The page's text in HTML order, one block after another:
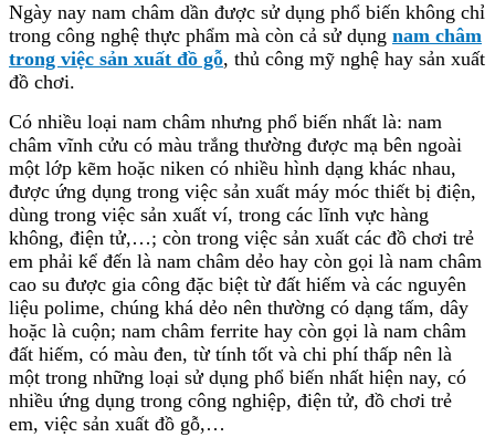
Ngày nay nam châm dần được sử dụng phổ biến không chỉ
trong công nghệ thực phẩm mà còn cả sử dụng nam châm
trong việc sản xuất đồ gỗ, thủ công mỹ nghệ hay sản xuất
đồ chơi.
Có nhiều loại nam châm nhưng phổ biến nhất là: nam
châm vĩnh cửu có màu trắng thường được mạ bên ngoài
một lớp kẽm hoặc niken có nhiều hình dạng khác nhau,
được ứng dụng trong việc sản xuất máy móc thiết bị điện,
dùng trong việc sản xuất ví, trong các lĩnh vực hàng
không, điện tử,…; còn trong việc sản xuất các đồ chơi trẻ
em phải kể đến là nam châm dẻo hay còn gọi là nam châm
cao su được gia công đặc biệt từ đất hiếm và các nguyên
liệu polime, chúng khá dẻo nên thường có dạng tấm, dây
hoặc là cuộn; nam châm ferrite hay còn gọi là nam châm
đất hiếm, có màu đen, từ tính tốt và chi phí thấp nên là
một trong những loại sử dụng phổ biến nhất hiện nay, có
nhiều ứng dụng trong công nghiệp, điện tử, đồ chơi trẻ
em, việc sản xuất đồ gỗ,…